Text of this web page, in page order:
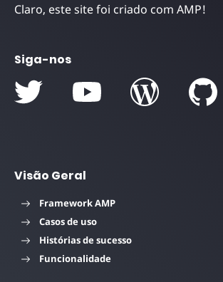
Claro, este site foi criado com AMP!
Siga-nos
Visão Geral
Framework AMP
Casos de uso
Histórias de sucesso
Funcionalidade